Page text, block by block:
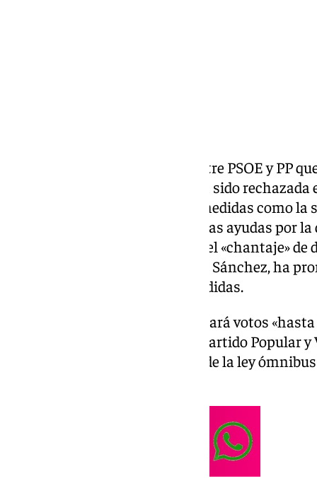
Nuevo cruce de acusaciones entre PSOE y PP
discrepancias del . La ley que ha sido
VOX, PP y Junts contemplaba medidas como
bonificaciones de transporte o las ayudas por
mantiene en que no aceptarán el «chantaje»
del Gobierno, el socialista Pedro Sánchez, ha
votos» para recuperar estas medidas.
Sánchez ha asegurado que buscará votos
recuperar «los derechos que el Partido Popular
ciudadanos votando en contra de la ley